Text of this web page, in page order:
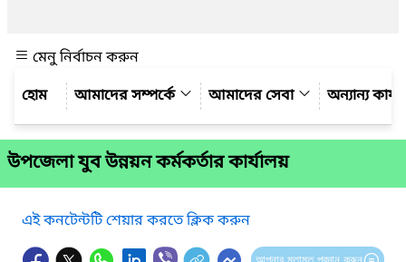
মেনু নির্বাচন করুন
আমাদের সম্পর্কে
আমাদের সেবা অন্যান্য
উপজেলা যুব উন্নয়ন কর্মকর্তার কার্যালয়
এই কনটেন্টটি শেয়ার করতে ক্লিক করুন